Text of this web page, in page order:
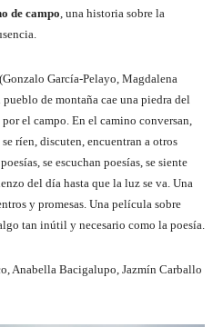
de campo , una historia sobre la
García-Pelayo, Magdalena
de montaña cae una piedra del
el campo. En el camino conversan,
ríen, discuten, encuentran a otros
se escuchan poesías, se siente
del día hasta que la luz se va. Una
y promesas. Una película sobre
tan inútil y necesario como la poesía.
Anabella Bacigalupo, Jazmín Carballo